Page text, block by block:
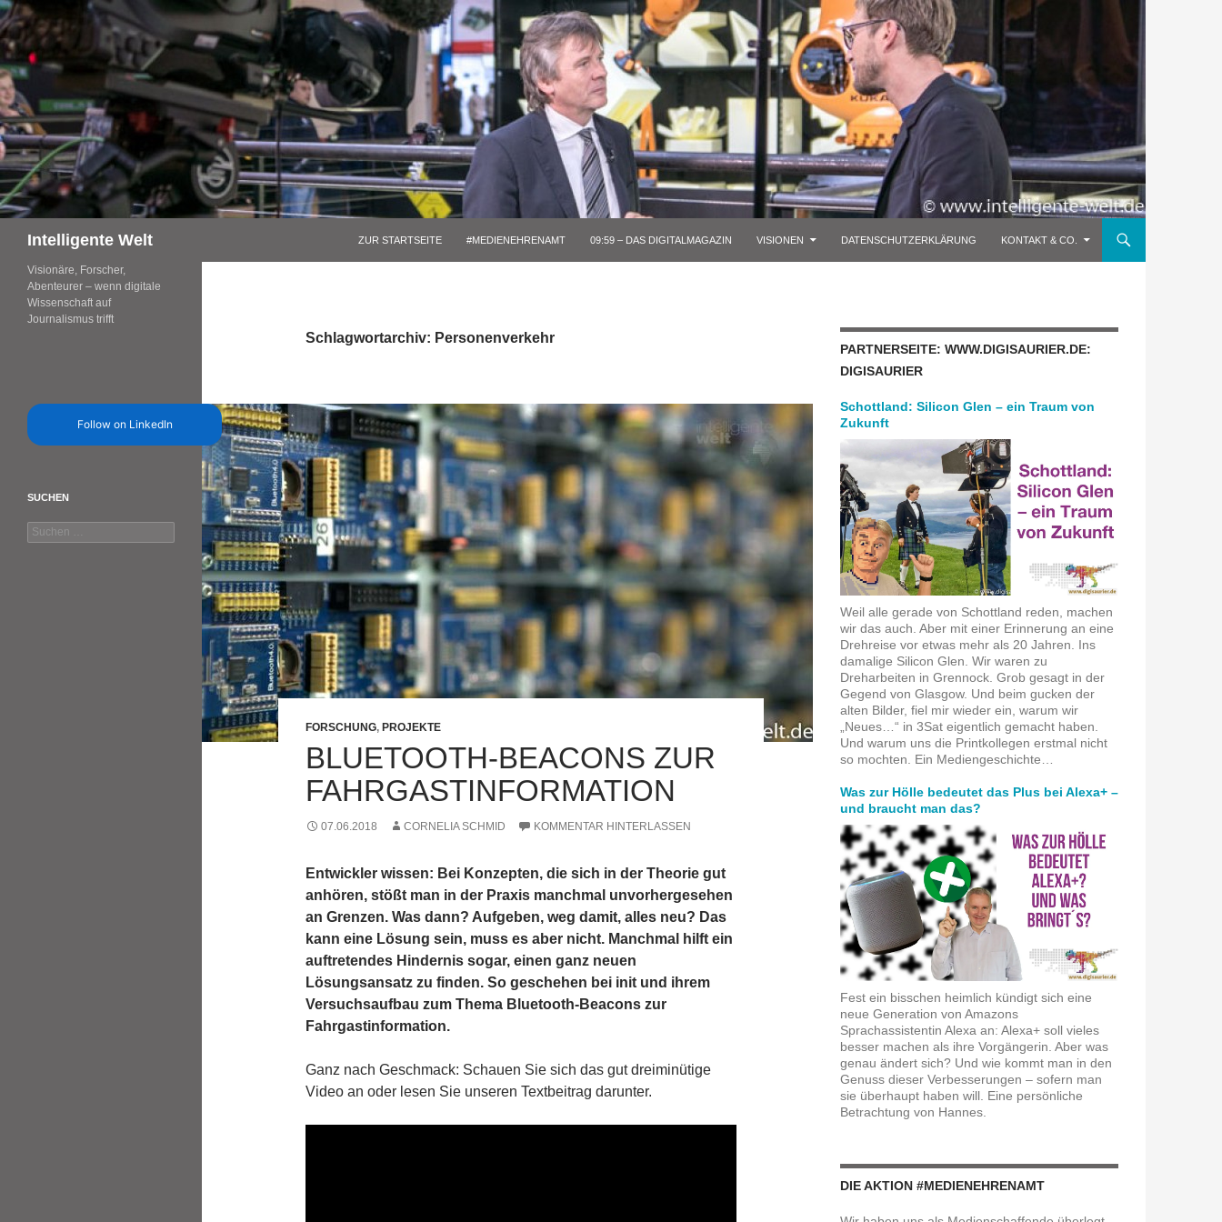
Zum
Inhalt
springen
Intelligente Welt ZUR STARTSEITE #MEDIENEHRENAMT 09:59 – DAS DIGITALMAGAZIN VISIONEN DATENSCHUTZERKLÄRUNG KONTAKT & CO.
Schlagwortarchiv: Personenverkehr
FORSCHUNG, PROJEKTE
BLUETOOTH-BEACONS ZUR
FAHRGASTINFORMATION
07.06.2018 CORNELIA SCHMID KOMMENTAR HINTERLASSEN
Entwickler wissen: Bei Konzepten, die sich in der Theorie gut
anhören, stößt man in der Praxis manchmal unvorhergesehen
an Grenzen. Was dann? Aufgeben, weg damit, alles neu? Das
kann eine Lösung sein, muss es aber nicht. Manchmal hilft ein
auftretendes Hindernis sogar, einen ganz neuen
Lösungsansatz zu finden. So geschehen bei init und ihrem
Versuchsaufbau zum Thema Bluetooth-Beacons zur
Fahrgastinformation.
Ganz nach Geschmack: Schauen Sie sich das gut dreiminütige
Video an oder lesen Sie unseren Textbeitrag darunter.
PARTNERSEITE: WWW.DIGISAURIER.DE:
DIGISAURIER
Schottland: Silicon Glen – ein Traum von
Zukunft
Weil alle gerade von Schottland reden, machen
wir das auch. Aber mit einer Erinnerung an eine
Drehreise vor etwas mehr als 20 Jahren. Ins
damalige Silicon Glen. Wir waren zu
Dreharbeiten in Grennock. Grob gesagt in der
Gegend von Glasgow. Und beim gucken der
alten Bilder, fiel mir wieder ein, warum wir
„Neues…“ in 3Sat eigentlich gemacht haben.
Und warum uns die Printkollegen erstmal nicht
so mochten. Ein Mediengeschichte…
Was zur Hölle bedeutet das Plus bei Alexa+ –
und braucht man das?
Fest ein bisschen heimlich kündigt sich eine
neue Generation von Amazons
Sprachassistentin Alexa an: Alexa+ soll vieles
besser machen als ihre Vorgängerin. Aber was
genau ändert sich? Und wie kommt man in den
Genuss dieser Verbesserungen – sofern man
sie überhaupt haben will. Eine persönliche
Betrachtung von Hannes.
DIE AKTION #MEDIENEHRENAMT
Visionäre, Forscher,
Abenteurer – wenn digitale
Wissenschaft auf
Journalismus trifft
Follow on LinkedIn
SUCHEN
Suchen
nach: